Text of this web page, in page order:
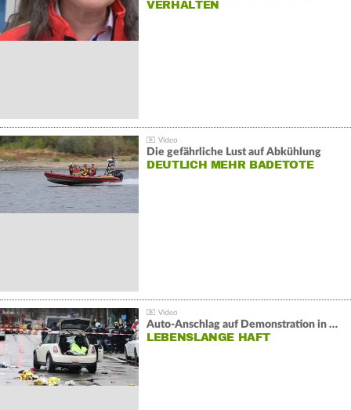
VERHALTEN
Die gefährliche Lust auf Abkühlung
DEUTLICH MEHR BADETOTE
Auto-Anschlag auf Demonstration in München:
LEBENSLANGE HAFT